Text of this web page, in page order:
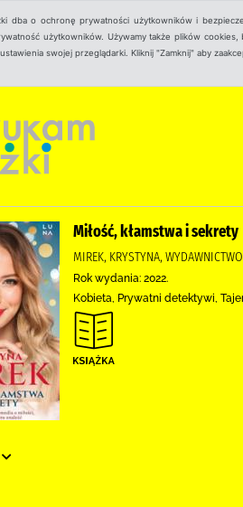
dba o ochronę prywatności użytkowników i
użytkowników. Używamy także plików
swojej przeglądarki. Kliknij "Zamknij" aby
Miłość, kłamstwa i sekrety
MIREK, KRYSTYNA,
Rok wydania: 2022.
Kobieta, Prywatni detektywi,